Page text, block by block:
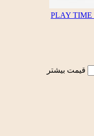
قیمت بیشتر